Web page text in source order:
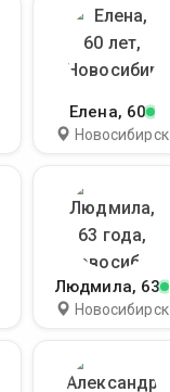
Елена, 60
Новосибирск
Людмила, 63
Новосибирск